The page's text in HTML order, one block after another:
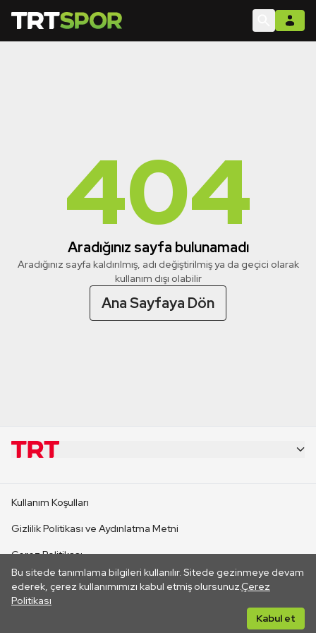
404
Aradığınız sayfa bulunamadı
Aradığınız sayfa kaldırılmış, adı değiştirilmiş ya da geçici olarak
kullanım dışı olabilir
Ana Sayfaya Dön
Bu sitede tanımlama bilgileri kullanılır. Sitede gezinmeye devam
ederek, çerez kullanımımızı kabul etmiş olursunuz.Çerez
Politikası
Kabul et
CANLI YAYINLAR
Kullanım Koşulları
Gizlilik Politikası ve Aydınlatma Metni
Çerez Politikası
İletişim
Her hakkı saklıdır. ©2026 TRT. Bağlantı yoluyla gidilen dış